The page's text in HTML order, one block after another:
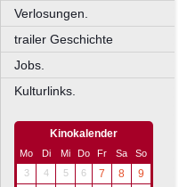
Verlosungen.
trailer Geschichte
Jobs.
Kulturlinks.
Kinokalender
Mo Di Mi Do Fr Sa
So
3
4 5 6 7 8
9